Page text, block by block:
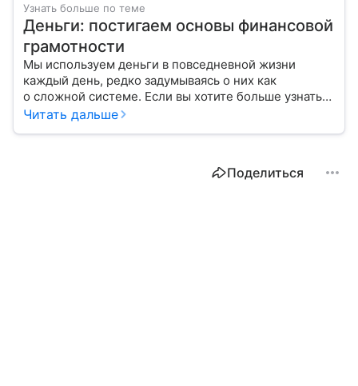
Узнать больше по теме
Деньги: постигаем основы финансовой
грамотности
Мы используем деньги в повседневной жизни
каждый день, редко задумываясь о них как
о сложной системе. Если вы хотите больше узнать
об этом финансовом инструменте и его функциях,
Читать дальше
Поделиться